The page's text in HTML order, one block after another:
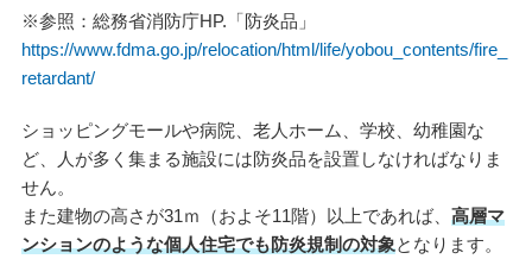
※参照：総務省消防庁HP.「防炎品」
https://www.fdma.go.jp/relocation/html/life/yobou_contents/fire_
retardant/
ショッピングモールや病院、老人ホーム、学校、幼稚園な
ど、人が多く集まる施設には防炎品を設置しなければなりま
せん。
また建物の高さが31ｍ（およそ11階）以上であれば、 高層マ
ンションのような個人住宅でも防炎規制の対象となります。